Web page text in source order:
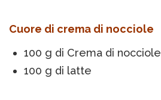
Cuore di crema di nocciole
100 g di Crema di nocciole
100 g di latte